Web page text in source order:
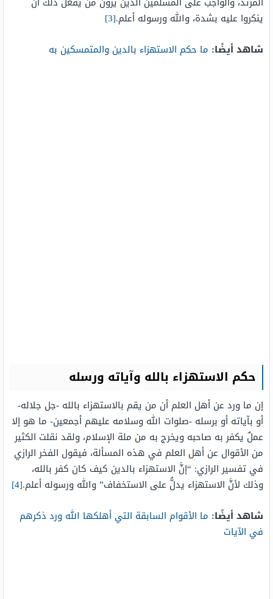
ينكروا عليه بشدة، والله ورسوله أعلم.[3]
شاهد أيضًا: ما حكم الاستهزاء بالدين والمتمسكين به
حكم الاستهزاء بالله وآياته ورسله
إن ما ورد عن أهل العلم أن من يقم بالاستهزاء بالله -جل جلاله-
أو بآياته أو برسله -صلوات الله وسلامه عليهم أجمعين- ما هو إلا
عملٌ يكفر به صاحبه ويخرج به من ملة الإسلام، ولقد نقلت الكثير
من الأقوال عن أهل العلم في هذه المسألة، فيقول الفخر الرازي
في تفسير الرازي: “إنَّ الاستهزاء بالدين كيف كان كفر بالله،
وذلك لأنَّ الاستهزاء يدلُّ على الاستخفاف” والله ورسوله أعلم.[4]
شاهد أيضًا: ما الأقوام السابقة التي أهلكها الله ورد ذكرهم
في الآيات